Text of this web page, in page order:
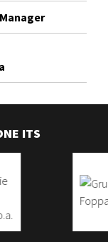
ITS